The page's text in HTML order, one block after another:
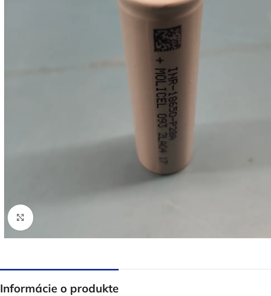
Informácie o produkte